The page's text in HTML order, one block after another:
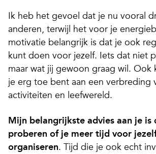
Ik heb het gevoel dat je nu vooral
anderen, terwijl het voor je
motivatie belangrijk is dat je ook
kunt doen voor jezelf. Iets dat niet
maar wat jij gewoon graag wil. Ook
je erg toe bent aan een verbreding
activiteiten en leefwereld.
Mijn belangrijkste advies aan je is
proberen of je meer tijd voor
organiseren. Tijd die je ook echt